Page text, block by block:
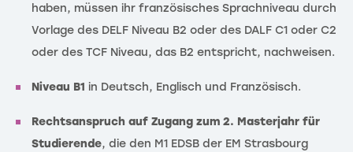
haben, müssen ihr französisches Sprachniveau durch
Vorlage des DELF Niveau B2 oder des DALF C1 oder C2
oder des TCF Niveau, das B2 entspricht, nachweisen.
Niveau B1 in Deutsch, Englisch und Französisch.
Rechtsanspruch auf Zugang zum 2. Masterjahr für
Studierende, die den M1 EDSB der EM Strasbourg